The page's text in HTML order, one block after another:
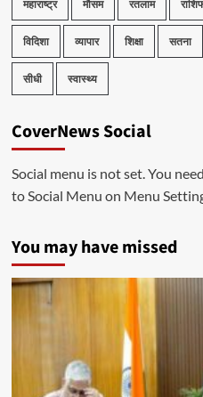
महाराष्ट्र मौसम रतलाम
विदिशा व्यापार शिक्षा सतना
सीधी स्वास्थ्य
CoverNews Social
Social menu is not set. You
to Social Menu on Menu
You may have missed